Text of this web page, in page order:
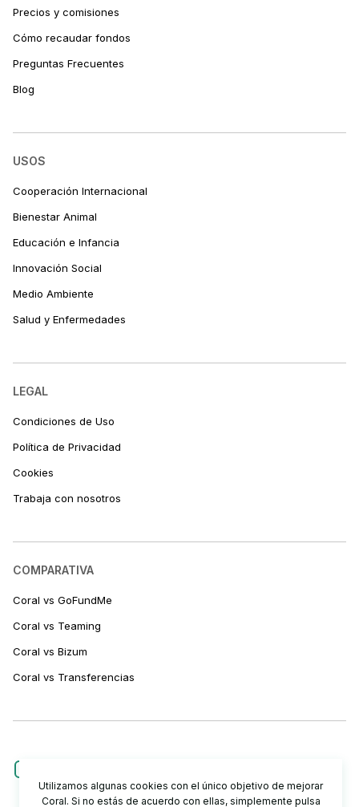
Precios y comisiones
Cómo recaudar fondos
Preguntas Frecuentes
Blog
USOS
Cooperación Internacional
Bienestar Animal
Educación e Infancia
Innovación Social
Medio Ambiente
Salud y Enfermedades
LEGAL
Condiciones de Uso
Política de Privacidad
Cookies
Trabaja con nosotros
COMPARATIVA
Coral vs GoFundMe
Coral vs Teaming
Coral vs Bizum
Coral vs Transferencias
Utilizamos algunas cookies con el único objetivo de mejorar
Coral. Si no estás de acuerdo con ellas, simplemente pulsa